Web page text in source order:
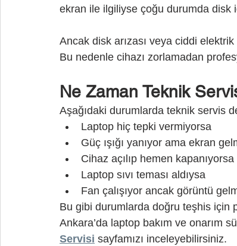
ekran ile ilgiliyse çoğu durumda disk
Ancak disk arızası veya ciddi
Bu nedenle cihazı zorlamadan
Ne Zaman Teknik
Aşağıdaki durumlarda teknik servis
Laptop hiç tepki vermiyorsa
Güç ışığı yanıyor ama ekran
Cihaz açılıp hemen kapanıyorsa
Laptop sıvı teması aldıysa
Fan çalışıyor ancak görüntü
Bu gibi durumlarda doğru teşhis için
Ankara’da laptop bakım ve onarım
Servisi sayfamızı inceleyebilirsiniz.